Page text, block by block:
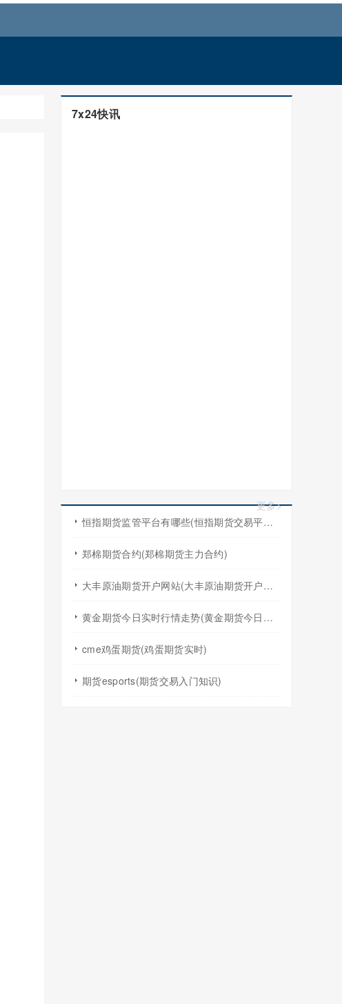
7x24快讯
更多>
恒指期货监管平台有哪些(恒指期货交易平台哪家好)
郑棉期货合约(郑棉期货主力合约)
大丰原油期货开户网站(大丰原油期货开户网站查询)
黄金期货今日实时行情走势(黄金期货今日实时行情走势图)
cme鸡蛋期货(鸡蛋期货实时)
期货esports(期货交易入门知识)